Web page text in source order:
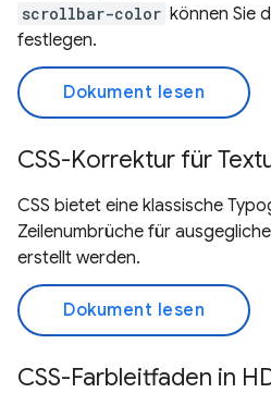
scrollbar-color können Sie
festlegen.
Dokument lesen
CSS-Korrektur für
CSS bietet eine klassische
Zeilenumbrüche für
erstellt werden.
Dokument lesen
CSS-Farbleitfaden in